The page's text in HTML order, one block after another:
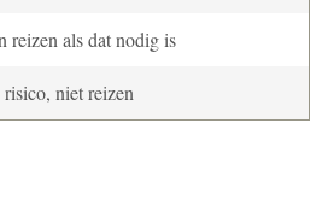
reizen als dat nodig is
niet reizen